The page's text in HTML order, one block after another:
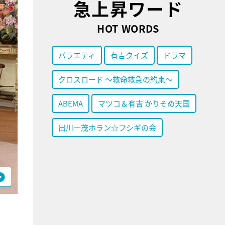
急上昇ワード
HOT WORDS
バラエティ 有吉クイズ ドラマ
クロスロード ～救命救急の約束～
ABEMA マツコ＆有吉 かりそめ天国
出川一茂ホラン☆フシギの会